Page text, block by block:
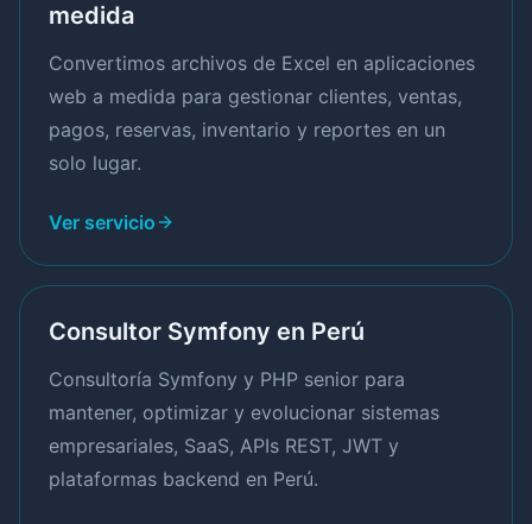
medida
Convertimos archivos de Excel en aplicaciones
web a medida para gestionar clientes, ventas,
pagos, reservas, inventario y reportes en un
solo lugar.
Ver servicio
Consultor Symfony en Perú
Consultoría Symfony y PHP senior para
mantener, optimizar y evolucionar sistemas
empresariales, SaaS, APIs REST, JWT y
plataformas backend en Perú.